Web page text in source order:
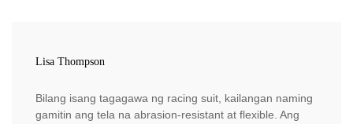
Lisa Thompson
Bilang isang tagagawa ng racing suit, kailangan naming
gamitin ang tela na abrasion-resistant at flexible. Ang